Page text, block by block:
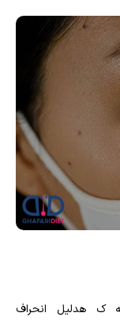
ک هدلیل انحراف